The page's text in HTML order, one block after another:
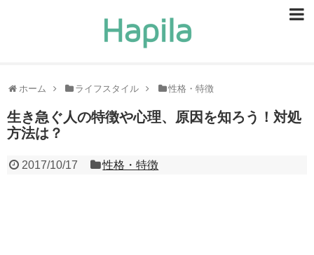
ホーム ライフスタイル 性格・特徴
生き急ぐ人の特徴や心理、原因を知ろう！対処
方法は？
2017/10/17 性格・特徴
ヘアケア
ヘルスケア
食事・食べ物